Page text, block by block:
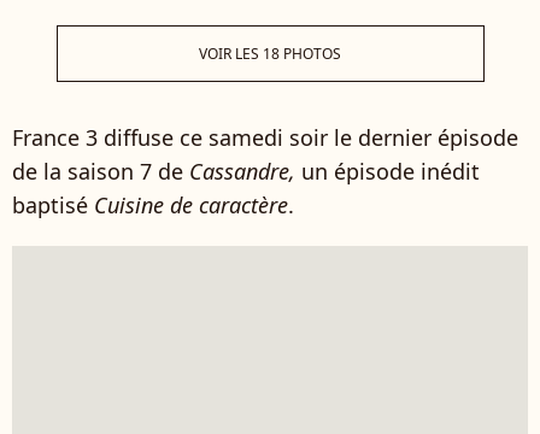
VOIR LES 18 PHOTOS
France 3 diffuse ce samedi soir le dernier épisode
de la saison 7 de Cassandre, un épisode inédit
baptisé Cuisine de caractère.